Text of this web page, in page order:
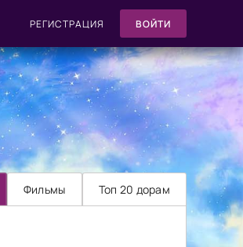
РЕГИСТРАЦИЯ ВОЙТИ
Фильмы Топ 20 дорам